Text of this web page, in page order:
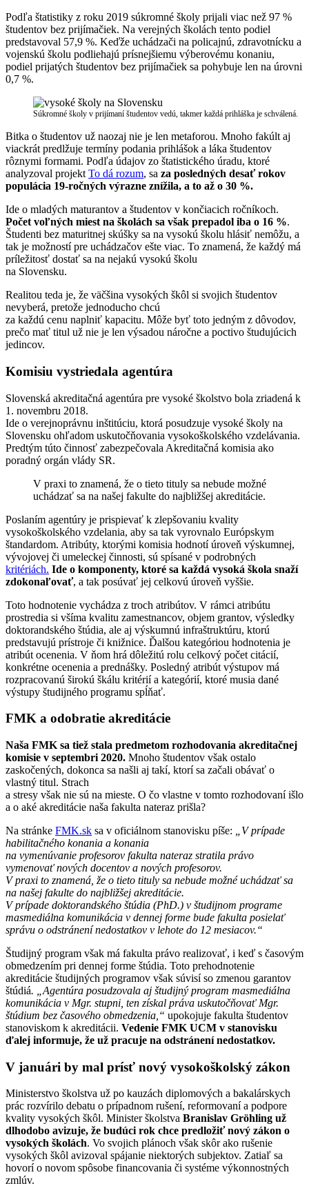
Podľa štatistiky z roku 2019 súkromné školy prijali viac než 97 %
študentov bez prijímačiek. Na verejných školách tento podiel
predstavoval 57,9 %. Keďže uchádzači na policajnú, zdravotnícku a
vojenskú školu podliehajú prísnejšiemu výberovému konaniu,
podiel prijatých študentov bez prijímačiek sa pohybuje len na úrovni
0,7 %.
Súkromné školy v prijímaní študentov vedú, takmer každá prihláška je schválená.
Bitka o študentov už naozaj nie je len metaforou. Mnoho fakúlt aj
viackrát predlžuje termíny podania prihlášok a láka študentov
rôznymi formami. Podľa údajov zo štatistického úradu, ktoré
analyzoval projekt To dá rozum, sa za posledných desať rokov
populácia 19-ročných výrazne znížila, a to až o 30 %.
Ide o mladých maturantov a študentov v končiacich ročníkoch.
Počet voľných miest na školách sa však prepadol iba o 16 %.
Študenti bez maturitnej skúšky sa na vysokú školu hlásiť nemôžu, a
tak je možností pre uchádzačov ešte viac. To znamená, že každý má
príležitosť dostať sa na nejakú vysokú školu
na Slovensku.
Realitou teda je, že väčšina vysokých škôl si svojich študentov
nevyberá, pretože jednoducho chcú
za každú cenu naplniť kapacitu. Môže byť toto jedným z dôvodov,
prečo mať titul už nie je len výsadou náročne a poctivo študujúcich
jedincov.
Komisiu vystriedala agentúra
Slovenská akreditačná agentúra pre vysoké školstvo bola zriadená k
1. novembru 2018.
Ide o verejnoprávnu inštitúciu, ktorá posudzuje vysoké školy na
Slovensku ohľadom uskutočňovania vysokoškolského vzdelávania.
Predtým túto činnosť zabezpečovala Akreditačná komisia ako
poradný orgán vlády SR.
V praxi to znamená, že o tieto tituly sa nebude možné
uchádzať sa na našej fakulte do najbližšej akreditácie.
Poslaním agentúry je prispievať k zlepšovaniu kvality
vysokoškolského vzdelania, aby sa tak vyrovnalo Európskym
štandardom. Atribúty, ktorými komisia hodnotí úroveň výskumnej,
vývojovej či umeleckej činnosti, sú spísané v podrobných
kritériách. Ide o komponenty, ktoré sa každá vysoká škola snaží
zdokonaľovať, a tak posúvať jej celkovú úroveň vyššie.
Toto hodnotenie vychádza z troch atribútov. V rámci atribútu
prostredia si všíma kvalitu zamestnancov, objem grantov, výsledky
doktorandského štúdia, ale aj výskumnú infraštruktúru, ktorú
predstavujú prístroje či knižnice. Ďalšou kategóriou hodnotenia je
atribút ocenenia. V ňom hrá dôležitú rolu celkový počet citácií,
konkrétne ocenenia a prednášky. Posledný atribút výstupov má
rozpracovanú širokú škálu kritérií a kategórií, ktoré musia dané
výstupy študijného programu spĺňať.
FMK a odobratie akreditácie
Naša FMK sa tiež stala predmetom rozhodovania akreditačnej
komisie v septembri 2020. Mnoho študentov však ostalo
zaskočených, dokonca sa našli aj takí, ktorí sa začali obávať o
vlastný titul. Strach
a stresy však nie sú na mieste. O čo vlastne v tomto rozhodovaní išlo
a o aké akreditácie naša fakulta nateraz prišla?
Na stránke FMK.sk sa v oficiálnom stanovisku píše:
V prípade
habilitačného konania a konania
na vymenúvanie profesorov fakulta nateraz stratila právo
vymenovať nových docentov a nových profesorov.
V praxi to znamená, že o tieto tituly sa nebude možné uchádzať sa
na našej fakulte do najbližšej akreditácie.
V prípade doktorandského štúdia (PhD.) v študijnom programe
masmediálna komunikácia v dennej forme bude fakulta posielať
správu o odstránení nedostatkov v lehote do 12 mesiacov.“
Študijný program však má fakulta právo realizovať, i keď s časovým
obmedzením pri dennej forme štúdia. Toto prehodnotenie
akreditácie študijných programov však súvisí so zmenou garantov
štúdiá.
Agentúra posudzovala aj študijný program masmediálna
komunikácia v Mgr. stupni, ten získal práva uskutočňovať Mgr.
štúdium bez časového obmedzenia, “ upokojuje fakulta študentov
stanoviskom k akreditácii. Vedenie FMK UCM v stanovisku
ďalej informuje, že už pracuje na odstránení nedostatkov.
V januári by mal prísť nový vysokoškolský zákon
Ministerstvo školstva už po kauzách diplomových a bakalárskych
prác rozvírilo debatu o prípadnom rušení, reformovaní a podpore
kvality vysokých škôl. Minister školstva Branislav Gröhling už
dlhodobo avizuje, že budúci rok chce predložiť nový zákon o
vysokých školách. Vo svojich plánoch však skôr ako rušenie
vysokých škôl avizoval spájanie niektorých subjektov. Zatiaľ sa
hovorí o novom spôsobe financovania či systéme výkonnostných
zmlúv.